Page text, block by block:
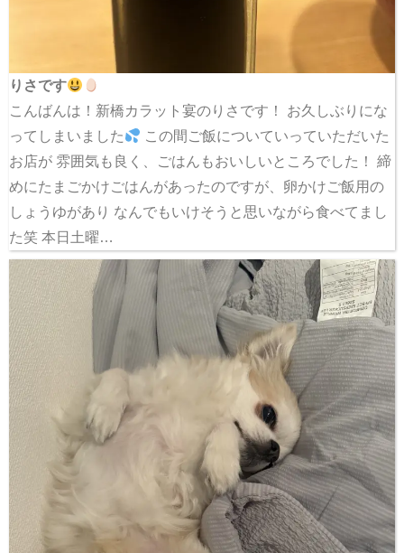
りさです
こんばんは！新橋カラット宴のりさです！ お久しぶりにな
ってしまいました
この間ご飯についていっていただいた
お店が 雰囲気も良く、ごはんもおいしいところでした！ 締
めにたまごかけごはんがあったのですが、卵かけご飯用の
しょうゆがあり なんでもいけそうと思いながら食べてまし
た笑 本日土曜…